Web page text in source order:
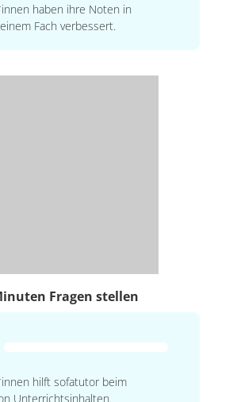
haben ihre Noten in
Fach verbessert.
Fragen stellen
hilft sofatutor beim
Unterrichtsinhalten.